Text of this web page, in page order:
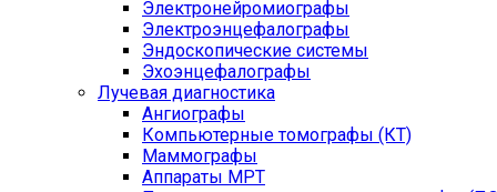
Электронейромиографы
Электроэнцефалографы
Эндоскопические системы
Эхоэнцефалографы
Лучевая диагностика
Ангиографы
Компьютерные томографы (КТ)
Маммографы
Аппараты МРТ